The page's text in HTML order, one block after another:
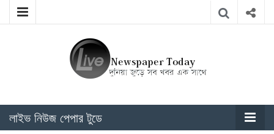
লাইভ নিউজ পেপার টুডে